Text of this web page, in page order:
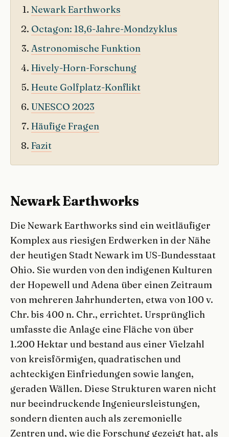
Newark Earthworks
Octagon: 18,6-Jahre-Mondzyklus
Astronomische Funktion
Hively-Horn-Forschung
Heute Golfplatz-Konflikt
UNESCO 2023
Häufige Fragen
Fazit
Newark Earthworks
Die Newark Earthworks sind ein weitläufiger
Komplex aus riesigen Erdwerken in der Nähe
der heutigen Stadt Newark im US-Bundesstaat
Ohio. Sie wurden von den indigenen Kulturen
der Hopewell und Adena über einen Zeitraum
von mehreren Jahrhunderten, etwa von 100 v.
Chr. bis 400 n. Chr., errichtet. Ursprünglich
umfasste die Anlage eine Fläche von über
1.200 Hektar und bestand aus einer Vielzahl
von kreisförmigen, quadratischen und
achteckigen Einfriedungen sowie langen,
geraden Wällen. Diese Strukturen waren nicht
nur beeindruckende Ingenieursleistungen,
sondern dienten auch als zeremonielle
Zentren und, wie die Forschung gezeigt hat, als